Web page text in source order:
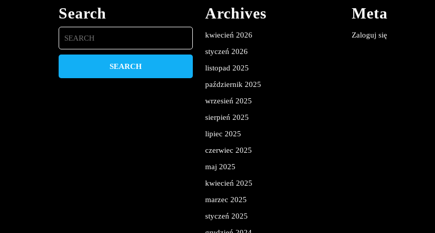
Search
Search
for:
Archives
kwiecień 2026
styczeń 2026
listopad 2025
październik 2025
wrzesień 2025
sierpień 2025
lipiec 2025
czerwiec 2025
maj 2025
kwiecień 2025
marzec 2025
styczeń 2025
Meta
Zaloguj się